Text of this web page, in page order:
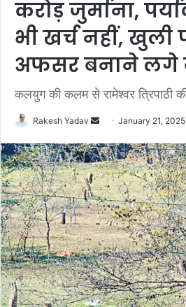
करोड़ जुर्माना,
भी खर्च नहीं, खुली
अफसर बनाने लगे
कलयुग की कलम से रामेश्वर त्रिपाठी की
Rakesh Yadav
n
d
a
n
e
m
a
i
l
January 21, 2025